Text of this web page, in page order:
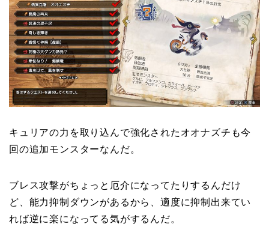
キュリアの力を取り込んで強化されたオオナズチも今
回の追加モンスターなんだ。
ブレス攻撃がちょっと厄介になってたりするんだけ
ど、能力抑制ダウンがあるから、適度に抑制出来てい
れば逆に楽になってる気がするんだ。